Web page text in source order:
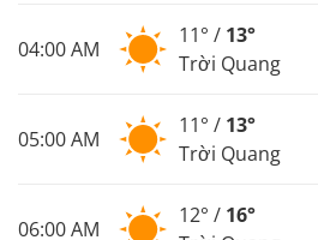
04:00 AM
11° / 13°
Trời Quang
05:00 AM
11° / 13°
Trời Quang
06:00 AM
12° / 16°